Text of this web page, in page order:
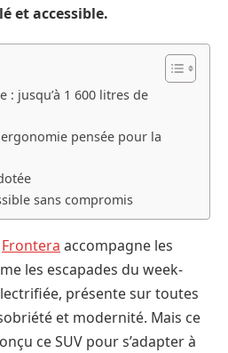
et accessible.
: jusqu’à 1 600 litres de
pensée pour la
sans compromis
Frontera accompagne les
les escapades du week-
présente sur toutes
et modernité. Mais ce
ce SUV pour s’adapter à